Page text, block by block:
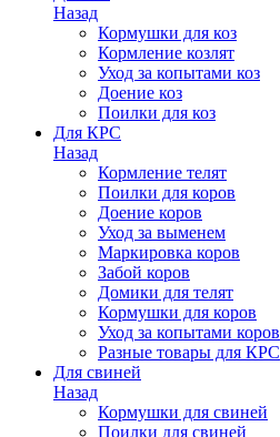
Назад
Кормушки для коз
Кормление козлят
Уход за копытами коз
Доение коз
Поилки для коз
Для КРС
Назад
Кормление телят
Поилки для коров
Доение коров
Уход за выменем
Маркировка коров
Забой коров
Домики для телят
Кормушки для коров
Уход за копытами коров
Разные товары для КРС
Для свиней
Назад
Кормушки для свиней
Поилки для свиней